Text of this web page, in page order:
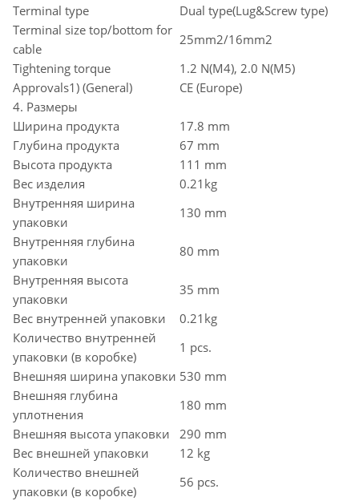
Terminal type
Dual type(Lug&Screw type)
Terminal size top/bottom for
cable
25mm2/16mm2
Tightening torque
1.2 N(M4), 2.0 N(M5)
Approvals1) (General)
CE (Europe)
4. Размеры
Ширина продукта
17.8 mm
Глубина продукта
67 mm
Высота продукта
111 mm
Вес изделия
0.21kg
Внутренняя ширина
упаковки
130 mm
Внутренняя глубина
упаковки
80 mm
Внутренняя высота
упаковки
35 mm
Вес внутренней упаковки
0.21kg
Количество внутренней
упаковки (в коробке)
1 pcs.
Внешняя ширина упаковки 530 mm
Внешняя глубина
уплотнения
180 mm
Внешняя высота упаковки
290 mm
Вес внешней упаковки
12 kg
Количество внешней
упаковки (в коробке)
56 pcs.